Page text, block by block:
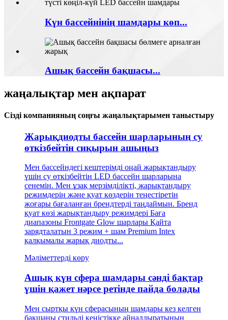
Күн бассейнінің шамдары көп...
Ашық бассейн бақшасы...
жаңалықтар мен ақпарат
Сізді компанияның соңғы жаңалықтарымен таныстыру
Жарықдиодты бассейн шарларының су
өткізбейтін сиқырын ашыңыз
Мен бассейндегі кештерімді оңай жарықтандыру
үшін су өткізбейтін LED бассейн шарларына
сенемін. Мен ұзақ мерзімділікті, жарықтандыру
режимдерін және қуат көздерін теңестіретін
жоғары бағаланған брендтерді таңдаймын. Бренд
қуат көзі жарықтандыру режимдері Баға
диапазоны Frontgate Glow шарлары Қайта
зарядталатын 3 режим + шам Premium Intex
қалқымалы жарық диодты...
Мәліметтерді көру
Ашық күн сфера шамдары сәнді бақтар
үшін қажет нәрсе ретінде пайда болады
Мен сыртқы күн сферасының шамдары кез келген
бақшаны стильді кеңістікке айналдыратынын